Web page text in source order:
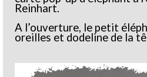
Reinhart.
A l’ouverture, le petit
oreilles et dodeline de la